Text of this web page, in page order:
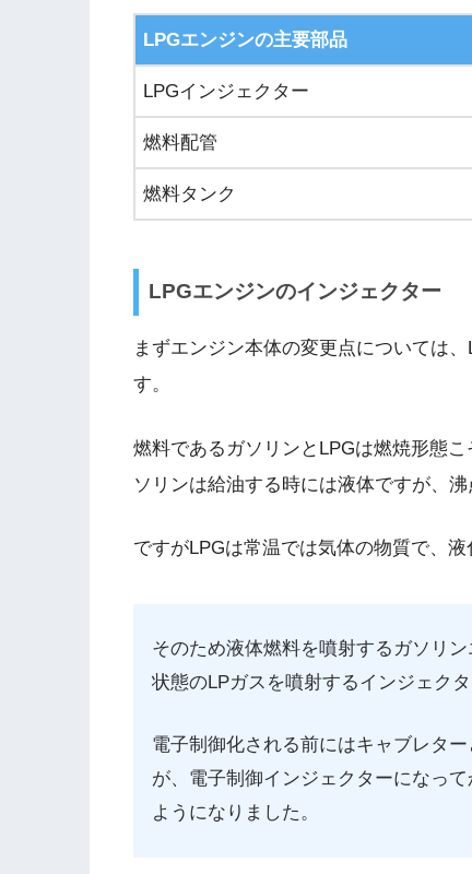
LPGエンジンの主要部品
LPGインジェクター
燃料配管
燃料タンク
LPGエンジンのインジェクター
まずエンジン本体の変更点については
す。
燃料であるガソリンとLPGは燃焼形態
ソリンは給油する時には液体ですが、
ですがLPGは常温では気体の物質で、
そのため液体燃料を噴射するガソリ
状態のLPガスを噴射するインジェク
電子制御化される前にはキャブレタ
が、電子制御インジェクターになっ
ようになりました。